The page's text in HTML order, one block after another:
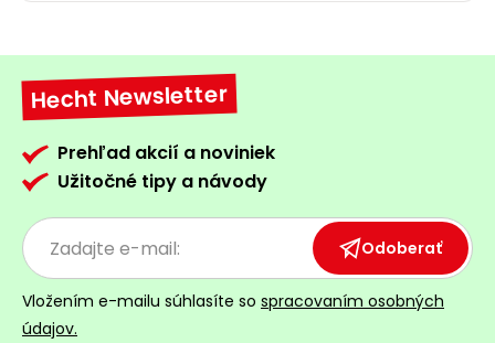
Hecht Newsletter
Prehľad akcií a noviniek
Užitočné tipy a návody
Odoberať
Vložením e-mailu súhlasíte so spracovaním osobných
údajov.